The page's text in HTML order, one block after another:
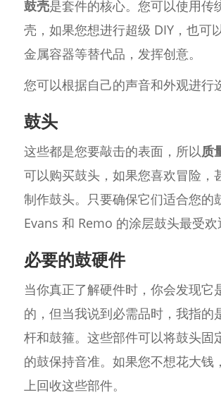
鼓壳是套件的核心。您可以使用传
壳，如果您想进行超级 DIY，也可
金属容器等替代品，发挥创意。
您可以根据自己的声音和外观进行
鼓头
这些都是您要敲击的表面，所以质
可以购买鼓头，如果您喜欢冒险，
制作鼓头。只要确保它们适合您的
Evans 和 Remo 的涂层鼓头最受欢
必要的鼓硬件
当你真正了解硬件时，你会发现它
的，但当我说到必需品时，我指的
杆和鼓箍。这些部件可以将鼓头固
的鼓保持音准。如果您不想花大钱
上回收这些部件。